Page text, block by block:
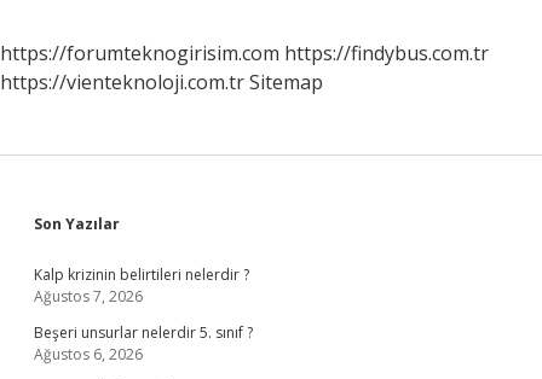
https://forumteknogirisim.com https://findybus.com.tr
https://vienteknoloji.com.trSitemap
Sidebar
Son Yazılar
Kalp krizinin belirtileri nelerdir ?
Ağustos 7, 2026
Beşeri unsurlar nelerdir 5. sınıf ?
Ağustos 6, 2026